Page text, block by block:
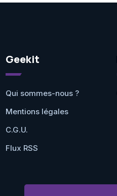
Geekit
Qui sommes-nous ?
Mentions légales
C.G.U.
Flux RSS